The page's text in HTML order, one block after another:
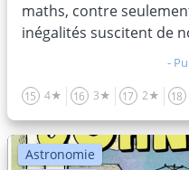
maths, contre
inégalités suscitent de
-
15 4★ 16 3★ 17 2★ 18
Astronomie